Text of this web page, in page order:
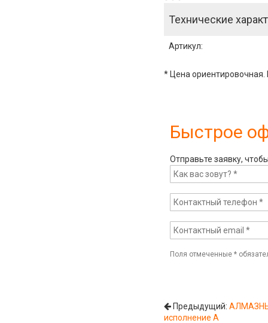
Технические
Артикул:
* Цена ориентировочная.
Быстрое
Отправьте заявку,
Поля отмеченные*
Предыдущий:
исполнение А